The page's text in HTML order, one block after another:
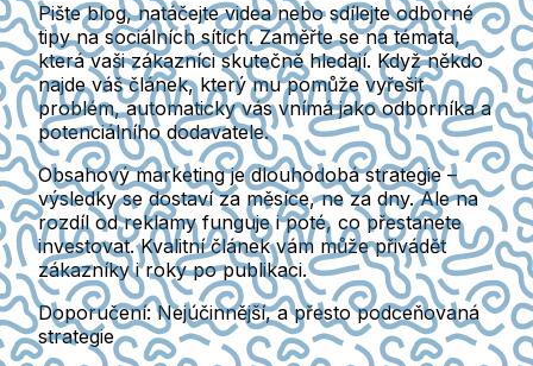
Pište blog, natáčejte videa nebo sdílejte odborné
tipy na sociálních sítích. Zaměřte se na témata,
která vaši zákazníci skutečně hledají. Když někdo
najde váš článek, který mu pomůže vyřešit
problém, automaticky vás vnímá jako odborníka a
potenciálního dodavatele.
Obsahový marketing je dlouhodobá strategie –
výsledky se dostaví za měsíce, ne za dny. Ale na
rozdíl od reklamy funguje i poté, co přestanete
investovat. Kvalitní článek vám může přivádět
zákazníky i roky po publikaci.
Doporučení: Nejúčinnější, a přesto podceňovaná
strategie